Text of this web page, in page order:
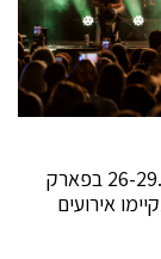
ווליום בפארק יתקיים השנה בין התאריכים 26-29.6.23 בפארק
אירועים